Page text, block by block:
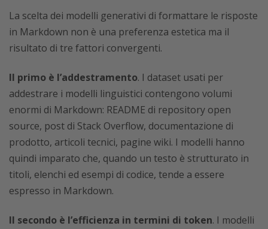
La scelta dei modelli generativi di formattare le risposte
in Markdown non è una preferenza estetica ma il
risultato di tre fattori convergenti.
Il primo è l’addestramento. I dataset usati per
addestrare i modelli linguistici contengono volumi
enormi di Markdown: README di repository open
source, post di Stack Overflow, documentazione di
prodotto, articoli tecnici, pagine wiki. I modelli hanno
quindi imparato che, quando un testo è strutturato in
titoli, elenchi ed esempi di codice, tende a essere
espresso in Markdown.
Il secondo è l’efficienza in termini di token. I modelli